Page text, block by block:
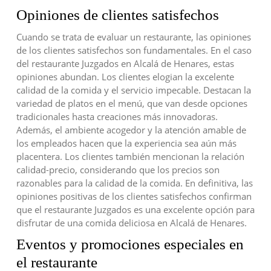
Opiniones de clientes satisfechos
Cuando se trata de evaluar un restaurante, las opiniones
de los clientes satisfechos son fundamentales. En el caso
del restaurante Juzgados en Alcalá de Henares, estas
opiniones abundan. Los clientes elogian la excelente
calidad de la comida y el servicio impecable. Destacan la
variedad de platos en el menú, que van desde opciones
tradicionales hasta creaciones más innovadoras.
Además, el ambiente acogedor y la atención amable de
los empleados hacen que la experiencia sea aún más
placentera. Los clientes también mencionan la relación
calidad-precio, considerando que los precios son
razonables para la calidad de la comida. En definitiva, las
opiniones positivas de los clientes satisfechos confirman
que el restaurante Juzgados es una excelente opción para
disfrutar de una comida deliciosa en Alcalá de Henares.
Eventos y promociones especiales en
el restaurante